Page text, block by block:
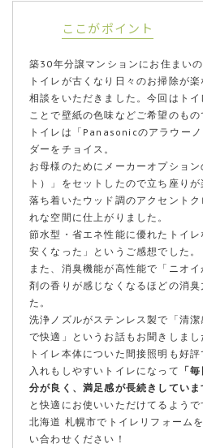
ここがポイント
築30年分譲マンションにお住まいの
トイレが古くなり日々のお掃除が
相談をいただきました。今回はト
ことで壁紙の色味などご希望のも
トイレは「Panasonicのアラウー
ダーをチョイス。
お母様のためにメーカーオプショ
ト）」をセットしたので立ち座りが
落ち着いたウッド調のアクセント
れな空間に仕上がりました。
節水型・省エネ性能に優れたトイ
安くなった」というご感想でした。
また、消臭機能が高性能で「ニオ
剤の香りが感じなくなるほどの消
た。
洗浄ノズルがステンレス製で「清
で快適」というお話もお聞きしまし
トイレ本体についた間接照明も好
入れもしやすいトイレになって 「
分が良く、満足感が長続きしていま
と快適にお使いいただけてるようで
北海道 札幌市でトイレリフォーム
い合わせください！